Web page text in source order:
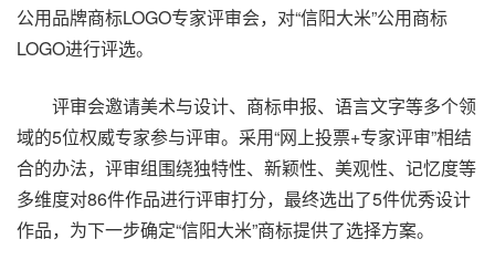
公用品牌商标LOGO专家评审会，对“信阳大米”公用商标
LOGO进行评选。
评审会邀请美术与设计、商标申报、语言文字等多个领
域的5位权威专家参与评审。采用“网上投票+专家评审”相结
合的办法，评审组围绕独特性、新颖性、美观性、记忆度等
多维度对86件作品进行评审打分，最终选出了5件优秀设计
作品，为下一步确定“信阳大米”商标提供了选择方案。